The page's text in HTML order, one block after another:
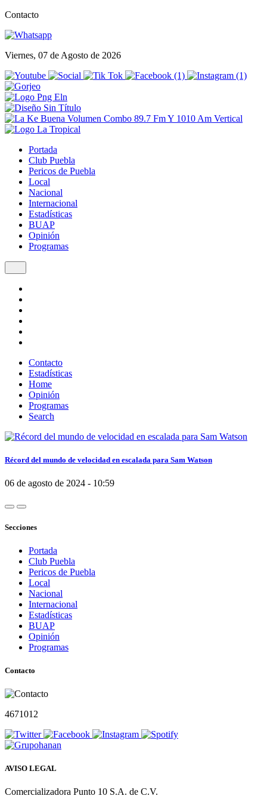
Contacto
Viernes, 07 de Agosto de 2026
Portada
Club Puebla
Pericos de Puebla
Local
Nacional
Internacional
Estadísticas
BUAP
Opinión
Programas
Contacto
Estadísticas
Home
Opinión
Programas
Search
Récord del mundo de velocidad en escalada para Sam Watson
06 de agosto de 2024 - 10:59
Secciones
Portada
Club Puebla
Pericos de Puebla
Local
Nacional
Internacional
Estadísticas
BUAP
Opinión
Programas
Contacto
4671012
AVISO LEGAL
Comercializadora Punto 10 S.A. de C.V.